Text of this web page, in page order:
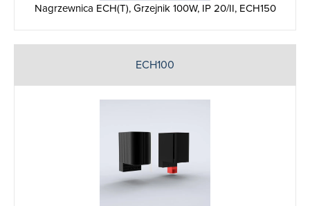
Nagrzewnica ECH(T), Grzejnik 100W, IP 20/II, ECH150
ECH100